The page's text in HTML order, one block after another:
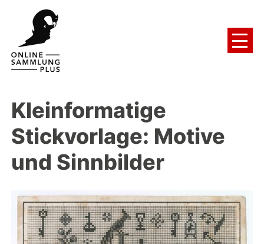
Kleinformatige
Stickvorlage: Motive
und Sinnbilder